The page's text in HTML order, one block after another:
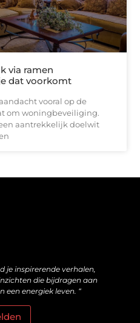
via ramen
dat voorkomt
vooral op de
om woningbeveiliging.
aantrekkelijk doelwit
je inspirerende verhalen,
die bijdragen aan
een energiek leven. “